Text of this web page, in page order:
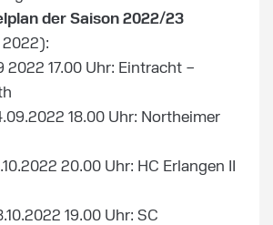
der Saison 2022/23
2022):
2022 17.00 Uhr: Eintracht –
18.00 Uhr: Northeimer
20.00 Uhr: HC Erlangen II
19.00 Uhr: SC